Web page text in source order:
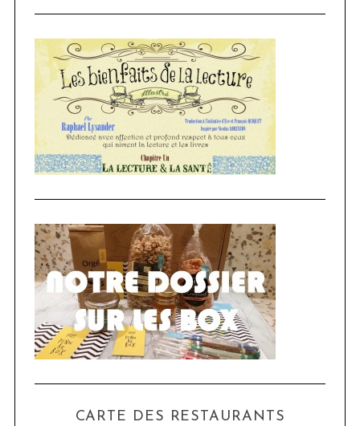
CARTE DES RESTAURANTS